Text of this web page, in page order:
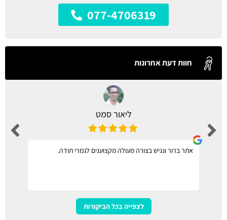
077-4706319
חוות דעת אחרונות
ליאור סמט
אתר ברור ונגיש בצורה מעולה מקצוענים לגמרי תודה.
לצפייה בכל הביקורות